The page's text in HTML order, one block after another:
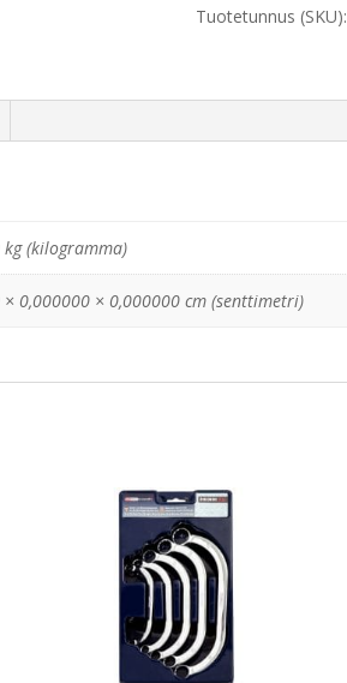
1184
Tuotetunnus (SKU):
(kilogramma)
0,000000 × 0,000000 cm (senttimetri)